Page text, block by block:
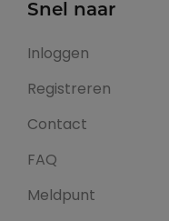
Snel naar
Inloggen
Registreren
Contact
FAQ
Meldpunt